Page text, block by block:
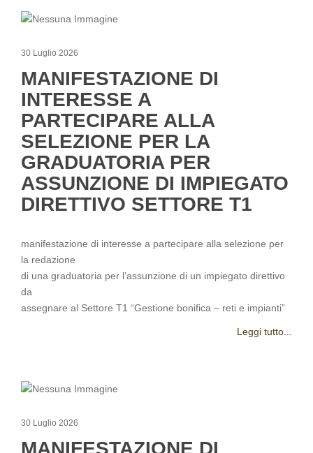
30 Luglio 2026
MANIFESTAZIONE DI
INTERESSE A
PARTECIPARE ALLA
SELEZIONE PER LA
GRADUATORIA PER
ASSUNZIONE DI IMPIEGATO
DIRETTIVO SETTORE T1
manifestazione di interesse a partecipare alla selezione per
la redazione
di una graduatoria per l’assunzione di un impiegato direttivo
da
assegnare al Settore T1 “Gestione bonifica – reti e impianti”
Leggi tutto...
30 Luglio 2026